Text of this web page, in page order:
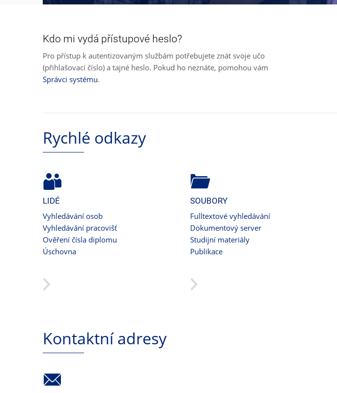
Kdo mi vydá přístupové heslo?
Pro přístup k autentizovaným službám potřebujete znát svoje učo
(přihlašovací číslo) a tajné heslo. Pokud ho neznáte, pomohou vám
Správci systému.
Rychlé odkazy
LIDÉ
Vyhledávání osob
Vyhledávání pracovišť
Ověření čísla diplomu
Úschovna
SOUBORY
Fulltextové vyhledávání
Dokumentový server
Studijní materiály
Publikace
Kontaktní adresy